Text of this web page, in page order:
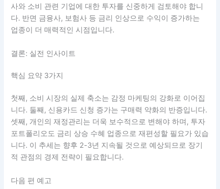
사와 소비 관련 기업에 대한 투자를 신중하게 검토해야 합니
다. 반면 금융사, 보험사 등 금리 인상으로 수익이 증가하는
업종이 더 매력적인 시점입니다.
결론: 실전 인사이트
핵심 요약 3가지
첫째, 소비 시장의 실제 축소는 감정 마케팅의 강화로 이어집
니다. 둘째, 신용카드 신청 증가는 구매력 약화의 반증입니다.
셋째, 개인의 재정관리는 더욱 보수적으로 변해야 하며, 투자
포트폴리오도 금리 상승 수혜 업종으로 재편성할 필요가 있습
니다. 이 추세는 향후 2-3년 지속될 것으로 예상되므로 장기
적 관점의 경제 전략이 필요합니다.
다음 편 예고